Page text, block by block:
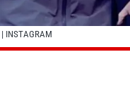
| INSTAGRAM